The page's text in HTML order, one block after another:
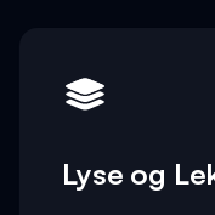
Lyse og